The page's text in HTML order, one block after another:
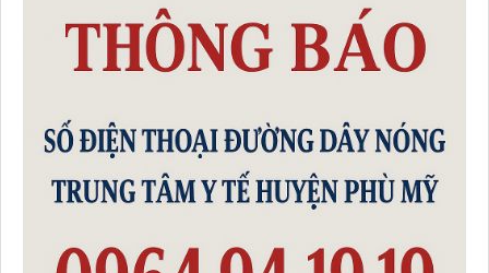
486 / TTYT-KHNVĐD
Tên :V/v triển khai tài liệu “Hướng dẫn chẩn đoán và điều trị
dinh dưỡng cho người bệnh ung thư”
Số :1768 / QĐ-BYT
Quyết định Về việc ban hành tài liệu chuyên môn
“Hướng dẫn chẩn đoán và điều trị dinh dưỡng cho người
bệnh ung thư”
lượt xem: 159 | lượt tải:67